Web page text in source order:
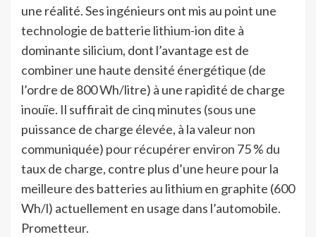
une réalité. Ses ingénieurs ont mis au point une
technologie de batterie lithium-ion dite à
dominante silicium, dont l’avantage est de
combiner une haute densité énergétique (de
l’ordre de 800 Wh/litre) à une rapidité de charge
inouïe. Il suffirait de cinq minutes (sous une
puissance de charge élevée, à la valeur non
communiquée) pour récupérer environ 75 % du
taux de charge, contre plus d’une heure pour la
meilleure des batteries au lithium en graphite (600
Wh/l) actuellement en usage dans l’automobile.
Prometteur.